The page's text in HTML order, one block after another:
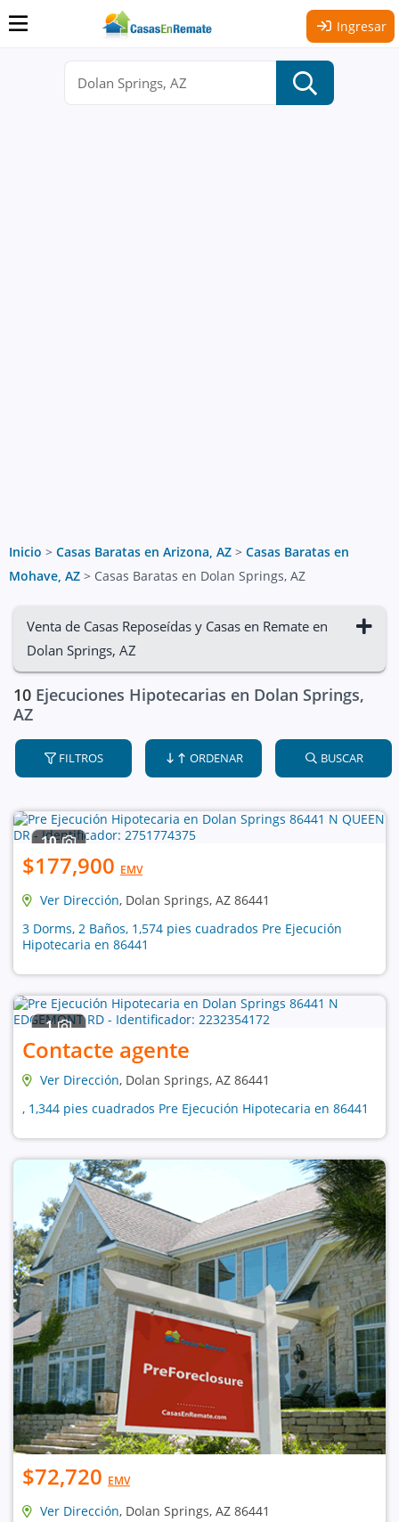
Ingresar
Inicio > Casas Baratas en Arizona, AZ > Casas Baratas en
Mohave, AZ > Casas Baratas en Dolan Springs, AZ
Venta de Casas Reposeídas y Casas en Remate en
Dolan Springs, AZ
10 Ejecuciones Hipotecarias en Dolan Springs,
AZ
FILTROS ORDENAR BUSCAR
10
$177,900 EMV
Ver Dirección, Dolan Springs, AZ 86441
3 Dorms, 2 Baños, 1,574 pies cuadrados Pre Ejecución
Hipotecaria en 86441
1
Contacte agente
Ver Dirección, Dolan Springs, AZ 86441
, 1,344 pies cuadrados Pre Ejecución Hipotecaria en 86441
$72,720 EMV
Ver Dirección, Dolan Springs, AZ 86441